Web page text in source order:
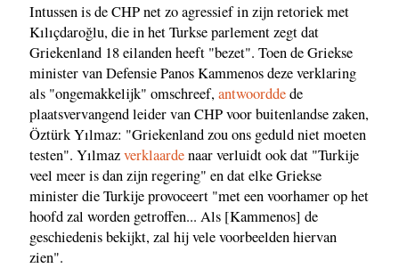
Intussen is de CHP net zo agressief in zijn retoriek met
Kılıçdaroğlu, die in het Turkse parlement zegt dat
Griekenland 18 eilanden heeft "bezet". Toen de Griekse
minister van Defensie Panos Kammenos deze verklaring
als "ongemakkelijk" omschreef,antwoorddede
plaatsvervangend leider van CHP voor buitenlandse zaken,
Öztürk Yılmaz: "Griekenland zou ons geduld niet moeten
testen". Yılmazverklaardenaar verluidt ook dat "Turkije
veel meer is dan zijn regering" en dat elke Griekse
minister die Turkije provoceert "met een voorhamer op het
hoofd zal worden getroffen... Als [Kammenos] de
geschiedenis bekijkt, zal hij vele voorbeelden hiervan
zien".